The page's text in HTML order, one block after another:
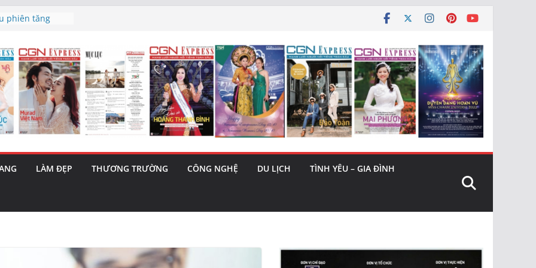
triết lý sống
– 1 Cơ hội
cùng MTH
8): Bật tăng
và nguy cơ trốn
LÀM ĐẸP THƯƠNG TRƯỜNG CÔNG NGHỆ DU LỊCH TÌNH YÊU – GIA ĐÌNH